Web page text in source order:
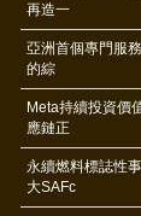
再造一
亞洲首個專門服
的綜
Meta持續投資價
應鏈正
永續燃料標誌性
大SAFc